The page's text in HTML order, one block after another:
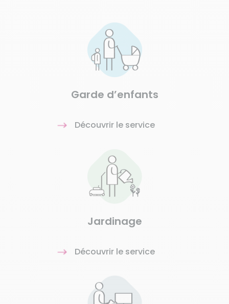
Garde d’enfants
Découvrir le service
Jardinage
Découvrir le service